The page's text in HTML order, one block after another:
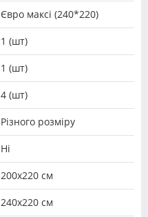
Євро максі (240*220)
1 (шт)
1 (шт)
4 (шт)
Різного розміру
Ні
200х220 см
240х220 см